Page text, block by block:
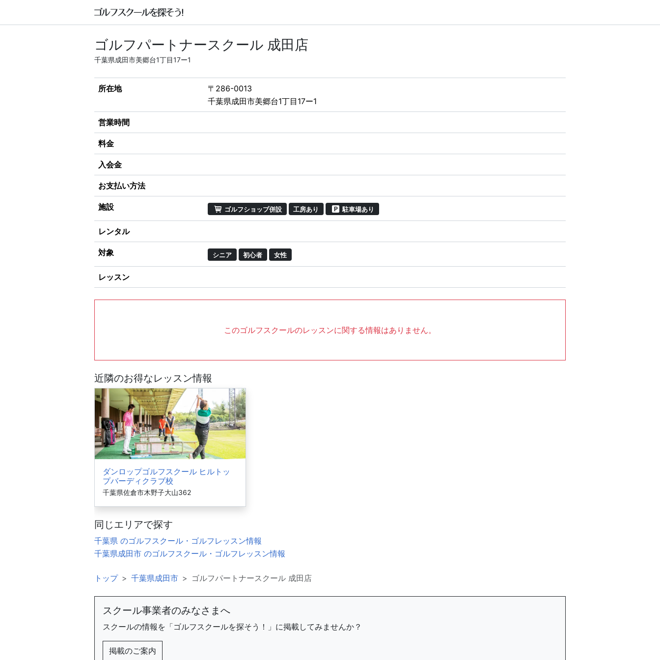
ゴルフパートナースクール 成田店
千葉県成田市美郷台1丁目17ー1
所在地
〒286-0013
千葉県成田市美郷台1丁目17ー1
営業時間
料金
入会金
お支払い方法
施設 ゴルフショップ併設 工房あり 駐車場あり
レンタル
対象 シニア 初心者 女性
レッスン
このゴルフスクールのレッスンに関する情報はありません。
近隣のお得なレッスン情報
ダンロップゴルフスクール ヒルトッ
プバーディクラブ校
千葉県佐倉市木野子大山362
同じエリアで探す
千葉県 のゴルフスクール・ゴルフレッスン情報
千葉県成田市 のゴルフスクール・ゴルフレッスン情報
トップ 千葉県成田市 ゴルフパートナースクール 成田店
スクール事業者のみなさまへ
スクールの情報を「ゴルフスクールを探そう！」に掲載してみませんか？
掲載のご案内